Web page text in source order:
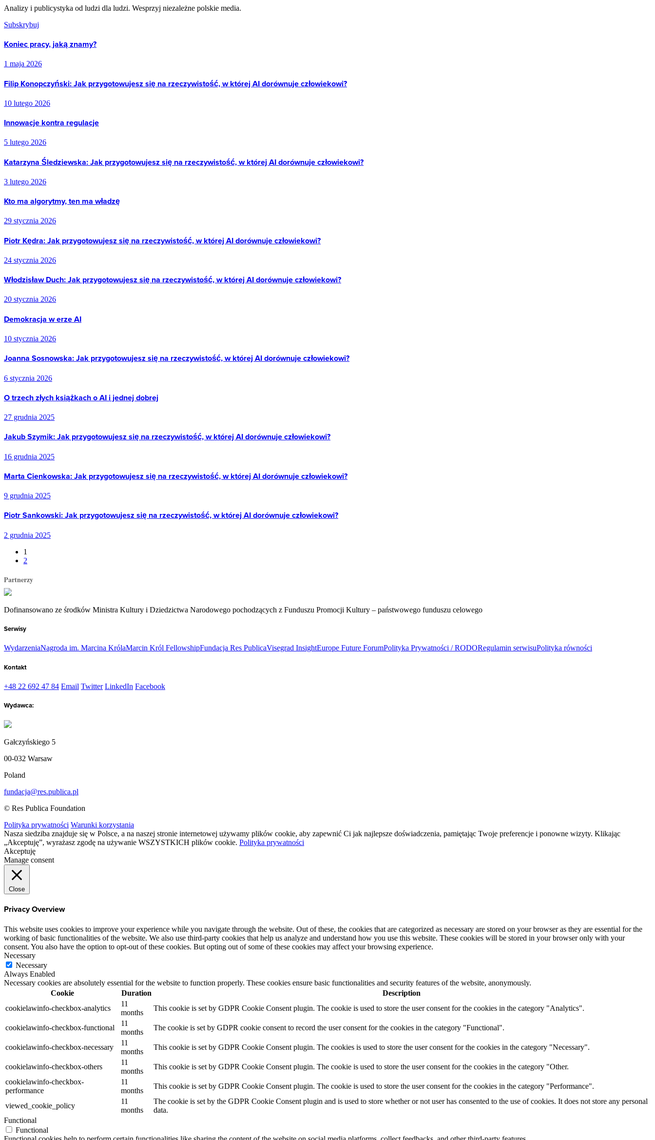
Analizy i publicystyka od ludzi dla ludzi. Wesprzyj niezależne polskie media.
Subskrybuj
Koniec pracy, jaką znamy?
1 maja 2026
Filip Konopczyński: Jak przygotowujesz się na rzeczywistość, w której AI dorównuje człowiekowi?
10 lutego 2026
Innowacje kontra regulacje
5 lutego 2026
Katarzyna Śledziewska: Jak przygotowujesz się na rzeczywistość, w której AI dorównuje człowiekowi?
3 lutego 2026
Kto ma algorytmy, ten ma władzę
29 stycznia 2026
Piotr Kędra: Jak przygotowujesz się na rzeczywistość, w której AI dorównuje człowiekowi?
24 stycznia 2026
Włodzisław Duch: Jak przygotowujesz się na rzeczywistość, w której AI dorównuje człowiekowi?
20 stycznia 2026
Demokracja w erze AI
10 stycznia 2026
Joanna Sosnowska: Jak przygotowujesz się na rzeczywistość, w której AI dorównuje człowiekowi?
6 stycznia 2026
O trzech złych książkach o AI i jednej dobrej
27 grudnia 2025
Jakub Szymik: Jak przygotowujesz się na rzeczywistość, w której AI dorównuje człowiekowi?
16 grudnia 2025
Marta Cienkowska: Jak przygotowujesz się na rzeczywistość, w której AI dorównuje człowiekowi?
9 grudnia 2025
Piotr Sankowski: Jak przygotowujesz się na rzeczywistość, w której AI dorównuje człowiekowi?
2 grudnia 2025
1
2
Partnerzy
Dofinansowano ze środków Ministra Kultury i Dziedzictwa Narodowego pochodzących z Funduszu Promocji Kultury – państwowego funduszu celowego
Serwisy
WydarzeniaNagroda im. Marcina KrólaMarcin Król FellowshipFundacja Res PublicaVisegrad InsightEurope Future ForumPolityka Prywatności / RODORegulamin serwisuPolityka równości
Kontakt
+48 22 692 47 84 Email Twitter LinkedIn Facebook
Wydawca:
Gałczyńskiego 5
00-032 Warsaw
Poland
fundacja@res.publica.pl
© Res Publica Foundation
Polityka prywatności Warunki korzystania
Nasza siedziba znajduje się w Polsce, a na naszej stronie internetowej używamy plików cookie, aby zapewnić Ci jak najlepsze doświadczenia, pamiętając Twoje preferencje i ponowne wizyty. Klikając
„Akceptuję”, wyrażasz zgodę na używanie WSZYSTKICH plików cookie. Polityka prywatności
Akceptuję
Manage consent
Close
Privacy Overview
This website uses cookies to improve your experience while you navigate through the website. Out of these, the cookies that are categorized as necessary are stored on your browser as they are essential for the
working of basic functionalities of the website. We also use third-party cookies that help us analyze and understand how you use this website. These cookies will be stored in your browser only with your
consent. You also have the option to opt-out of these cookies. But opting out of some of these cookies may affect your browsing experience.
Necessary
Necessary
Always Enabled
Necessary cookies are absolutely essential for the website to function properly. These cookies ensure basic functionalities and security features of the website, anonymously.
Cookie
Duration
Description
cookielawinfo-checkbox-analytics
11
months
This cookie is set by GDPR Cookie Consent plugin. The cookie is used to store the user consent for the cookies in the category "Analytics".
cookielawinfo-checkbox-functional
11
months
The cookie is set by GDPR cookie consent to record the user consent for the cookies in the category "Functional".
cookielawinfo-checkbox-necessary
11
months
This cookie is set by GDPR Cookie Consent plugin. The cookies is used to store the user consent for the cookies in the category "Necessary".
cookielawinfo-checkbox-others
11
months
This cookie is set by GDPR Cookie Consent plugin. The cookie is used to store the user consent for the cookies in the category "Other.
cookielawinfo-checkbox-
performance
11
months
This cookie is set by GDPR Cookie Consent plugin. The cookie is used to store the user consent for the cookies in the category "Performance".
viewed_cookie_policy
11
months
The cookie is set by the GDPR Cookie Consent plugin and is used to store whether or not user has consented to the use of cookies. It does not store any personal
data.
Functional
Functional